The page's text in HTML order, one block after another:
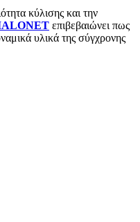
κύλισης και την
επιβεβαιώνει πως
υλικά της σύγχρονης